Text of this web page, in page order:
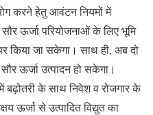
करने हेतु आवंटन नियमों में
ऊर्जा परियोजनाओं के लिए भूमि
किया जा सकेगा। साथ ही, अब दो
ऊर्जा उत्पादन हो सकेगा।
बढ़ोतरी के साथ निवेश व रोजगार के
ऊर्जा से उत्पादित विद्युत का